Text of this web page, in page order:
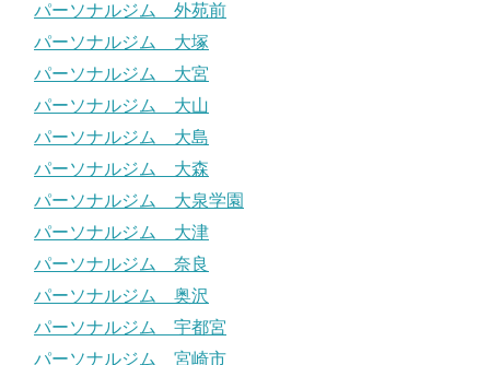
パーソナルジム 外苑前
パーソナルジム 大塚
パーソナルジム 大宮
パーソナルジム 大山
パーソナルジム 大島
パーソナルジム 大森
パーソナルジム 大泉学園
パーソナルジム 大津
パーソナルジム 奈良
パーソナルジム 奥沢
パーソナルジム 宇都宮
パーソナルジム 宮崎市